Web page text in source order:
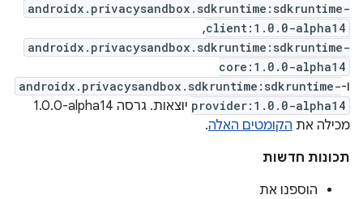
androidx.privacysandbox.sdkruntime:sdkruntime-
client:1.0.0-alpha14
,
androidx.privacysandbox.sdkruntime:sdkruntime-
core:1.0.0-alpha14
ו-androidx.privacysandbox.sdkruntime:sdkruntime-
provider:1.0.0-alpha14
יוצאות. גרסה ‎1.0.0-alpha14
מכילה את הקומטים האלה.
תכונות חדשות
הוספנו את